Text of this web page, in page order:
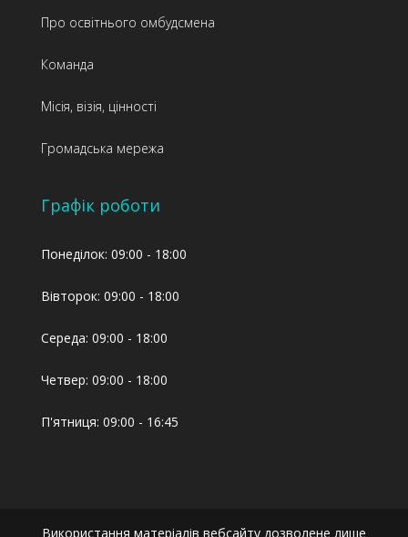
Про освітнього омбудсмена
Команда
Місія, візія, цінності
Громадська мережа
Графік роботи
Понеділок: 09:00 - 18:00
Вівторок: 09:00 - 18:00
Середа: 09:00 - 18:00
Четвер: 09:00 - 18:00
П'ятниця: 09:00 - 16:45
Використання матеріалів вебсайту дозволене лише